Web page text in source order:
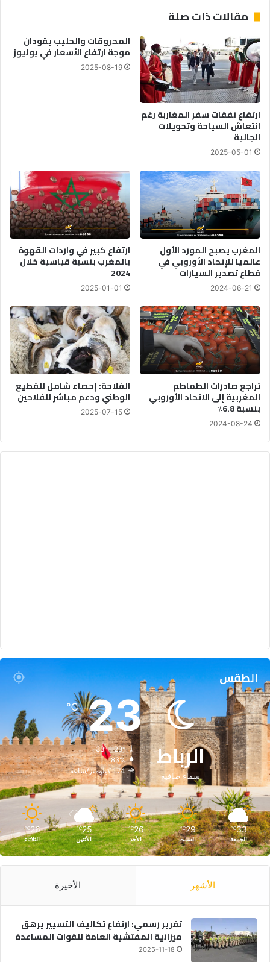
ج
م
ع
ا
ل
د
ب
ل
و
م
ا
س
ي
ي
ن
ق
م
و
د
ي
ا
ل
2
0
2
6
ق
ا
ل
إ
ن
ا
ن
ي
ق
ب
ت
و
س
ي
ع
ا
ل
ق
ا
ش
ت
ا
ل
و
ي
مقالات ذات صلة
ارتفاع نفقات سفر المغاربة رغم
انتعاش السياحة وتحويلات
الجالية
2025-05-01
المحروقات والحليب يقودان
موجة ارتفاع الأسعار في يوليوز
2025-08-19
المغرب يصبح المورد الأول
عالميا للإتحاد الأوروبي في
قطاع تصدير السيارات
2024-06-21
ارتفاع كبير في واردات القهوة
بالمغرب بنسبة قياسية خلال
2024
2025-01-01
تراجع صادرات الطماطم
المغربية إلى الاتحاد الأوروبي
بنسبة 6.8٪
2024-08-24
الفلاحة: إحصاء شامل للقطيع
الوطني ودعم مباشر للفلاحين
2025-07-15
الطقس
الرباط
سماء صافية
23
℃
33º - 23º
83%
1.74 كيلومتر/ساعة
33
℃
الجمعة
29
℃
السبت
26
℃
الأحد
25
℃
الأثنين
26
℃
الثلاثاء
الأشهر الأخيرة
تقرير رسمي: ارتفاع تكاليف التسيير يرهق
ميزانية المفتشية العامة للقوات المساعدة
2025-11-18